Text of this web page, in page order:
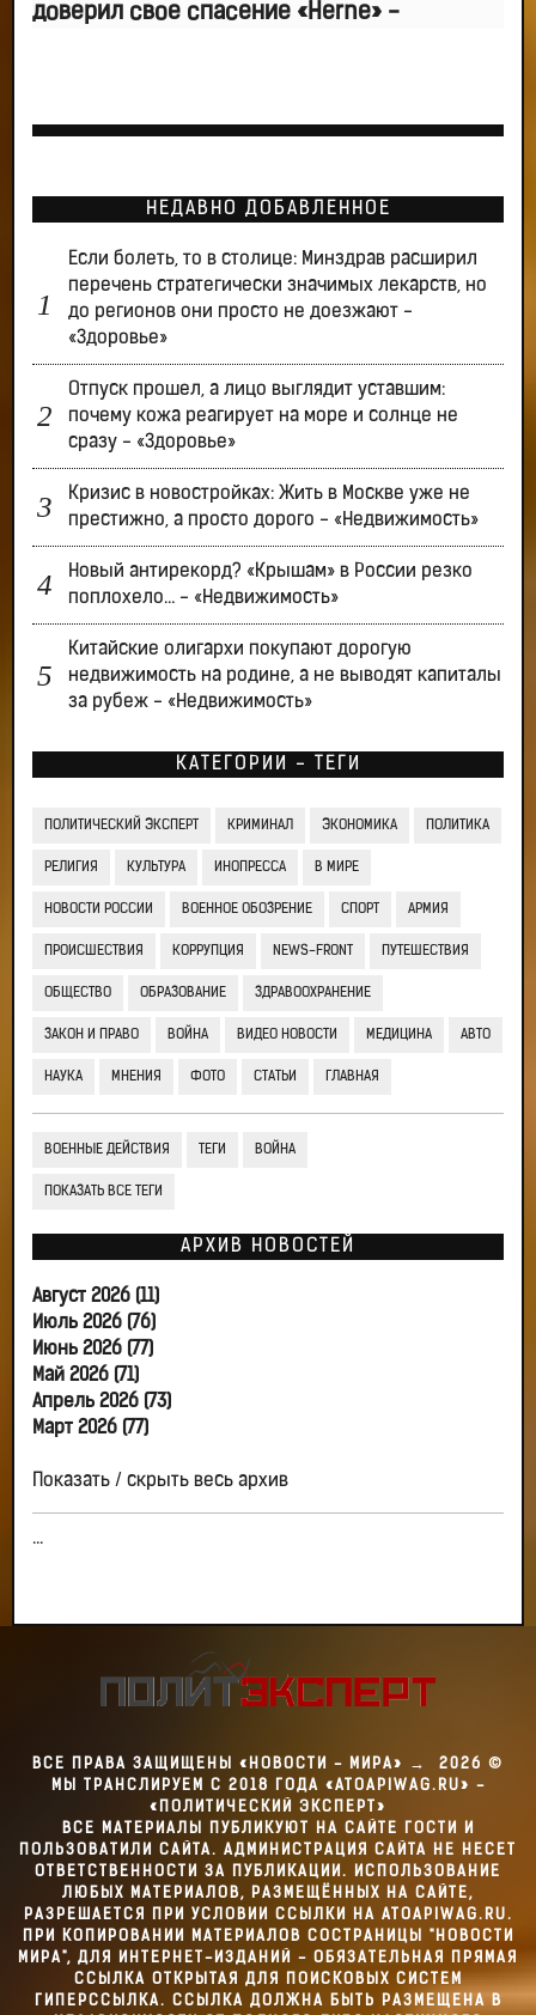
доверил свое спасение «Herne» -
НЕДАВНО ДОБАВЛЕННОЕ
Если болеть, то в столице: Минздрав расширил
перечень стратегически значимых лекарств, но
до регионов они просто не доезжают -
«Здоровье»
Отпуск прошел, а лицо выглядит уставшим:
почему кожа реагирует на море и солнце не
сразу - «Здоровье»
Кризис в новостройках: Жить в Москве уже не
престижно, а просто дорого - «Недвижимость»
Новый антирекорд? «Крышам» в России резко
поплохело… - «Недвижимость»
Китайские олигархи покупают дорогую
недвижимость на родине, а не выводят капиталы
за рубеж - «Недвижимость»
КАТЕГОРИИ - ТЕГИ
ПОЛИТИЧЕСКИЙ ЭКСПЕРТ КРИМИНАЛ ЭКОНОМИКА ПОЛИТИКА
РЕЛИГИЯ КУЛЬТУРА ИНОПРЕССА В МИРЕ
НОВОСТИ РОССИИ ВОЕННОЕ ОБОЗРЕНИЕ СПОРТ АРМИЯ
ПРОИСШЕСТВИЯ КОРРУПЦИЯ NEWS-FRONT ПУТЕШЕСТВИЯ
ОБЩЕСТВО ОБРАЗОВАНИЕ ЗДРАВООХРАНЕНИЕ
ЗАКОН И ПРАВО ВОЙНА ВИДЕО НОВОСТИ МЕДИЦИНА АВТО
НАУКА МНЕНИЯ ФОТО СТАТЬИ ГЛАВНАЯ
ВОЕННЫЕ ДЕЙСТВИЯ ТЕГИ ВОЙНА
ПОКАЗАТЬ ВСЕ ТЕГИ
АРХИВ НОВОСТЕЙ
Август 2026 (11)
Июль 2026 (76)
Июнь 2026 (77)
Май 2026 (71)
Апрель 2026 (73)
Март 2026 (77)
Показать / скрыть весь архив
...
ВСЕ ПРАВА ЗАЩИЩЕНЫ «НОВОСТИ - МИРА» → 2026 ©
МЫ ТРАНСЛИРУЕМ С 2018 ГОДА «ATOAPIWAG.RU» -
«ПОЛИТИЧЕСКИЙ ЭКСПЕРТ»
ВСЕ МАТЕРИАЛЫ ПУБЛИКУЮТ НА САЙТЕ ГОСТИ И
ПОЛЬЗОВАТИЛИ САЙТА. АДМИНИСТРАЦИЯ САЙТА НЕ НЕСЕТ
ОТВЕТСТВЕННОСТИ ЗА ПУБЛИКАЦИИ. ИСПОЛЬЗОВАНИЕ
ЛЮБЫХ МАТЕРИАЛОВ, РАЗМЕЩЁННЫХ НА САЙТЕ,
РАЗРЕШАЕТСЯ ПРИ УСЛОВИИ ССЫЛКИ НА ATOAPIWAG.RU.
ПРИ КОПИРОВАНИИ МАТЕРИАЛОВ СОСТРАНИЦЫ "НОВОСТИ
МИРА", ДЛЯ ИНТЕРНЕТ-ИЗДАНИЙ - ОБЯЗАТЕЛЬНАЯ ПРЯМАЯ
ССЫЛКА ОТКРЫТАЯ ДЛЯ ПОИСКОВЫХ СИСТЕМ
ГИПЕРССЫЛКА. ССЫЛКА ДОЛЖНА БЫТЬ РАЗМЕЩЕНА В